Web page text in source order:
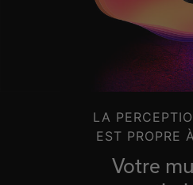
LA
EST PROPRE
Votre